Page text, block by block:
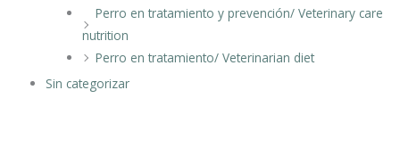
Perro en tratamiento y prevención/ Veterinary care
nutrition
Perro en tratamiento/ Veterinarian diet
Sin categorizar